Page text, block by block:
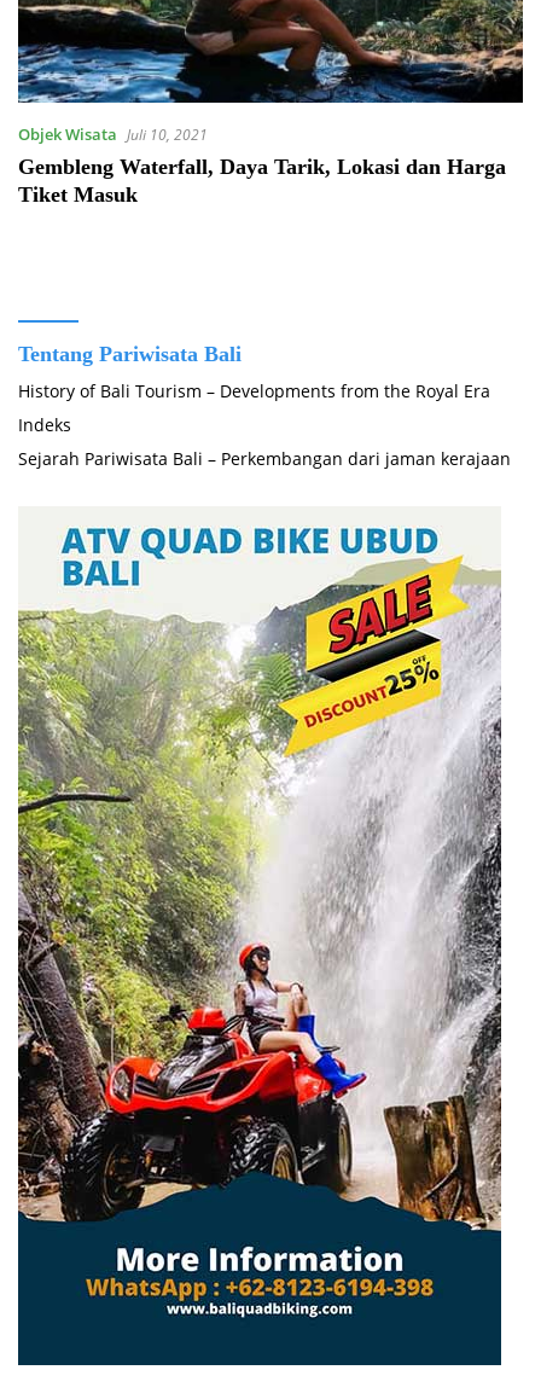
Objek Wisata Juli 10, 2021
Gembleng Waterfall, Daya Tarik, Lokasi dan Harga
Tiket Masuk
Tentang Pariwisata Bali
History of Bali Tourism – Developments from the Royal Era
Indeks
Sejarah Pariwisata Bali – Perkembangan dari jaman kerajaan